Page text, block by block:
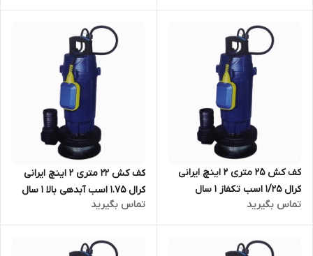
NS | کفکش ایرانی با ضمانت
NS | کفکش ایرانی با ضمانت
کف کش ۲۵ متری ۲ اینچ ایرانی
کرال ۱/۲۵ اسب تکفاز ۱ سال
FS | کفکش ایرانی با ضمانت
تماس بگیرید
کف کش ۲۲ متری ۲ اینچ ایرانی
کرال 1.75 اسب آبدهی بالا ۱ سال
62230-NS | کفکش ایرانی با
تماس بگیرید